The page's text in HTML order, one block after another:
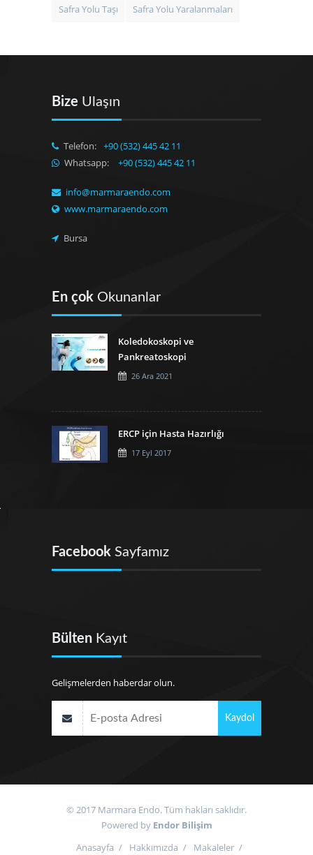
Safra Yolu Taşı Safra Yolu Yaralanmaları
Bize Ulaşın
Telefon: +90 (532) 445 42 11
Whatsapp:
+90 (532) 445 42 11
info@marmaraendo.com
www.marmaraendo.com
Bursa
En çok Okunanlar
Koledokoskopi ve
Pankreatoskopi
26 Ara 2021
ERCP için Hasta Hazırlığı
17 Eyl 2017
Facebook Sayfamız
Bülten Kayıt
Gelişmelerden haberdar olun.
© 2017 Marmara Endo. Tüm hakları saklıdır.
Powered by Endor Bilişim
Anasayfa / Hakkımızda / Makaleler /